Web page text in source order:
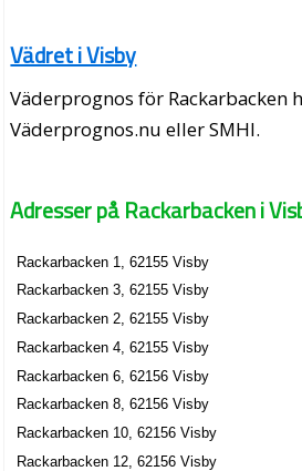
Vädret i Visby
Väderprognos för Rackarbacken
Väderprognos.nu eller SMHI.
Adresser på Rackarbacken i
Rackarbacken 1, 62155 Visby
Rackarbacken 3, 62155 Visby
Rackarbacken 2, 62155 Visby
Rackarbacken 4, 62155 Visby
Rackarbacken 6, 62156 Visby
Rackarbacken 8, 62156 Visby
Rackarbacken 10, 62156 Visby
Rackarbacken 12, 62156 Visby